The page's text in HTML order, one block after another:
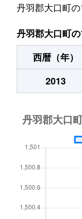
丹羽郡大口町
丹羽郡大口町
西暦（年）
2013